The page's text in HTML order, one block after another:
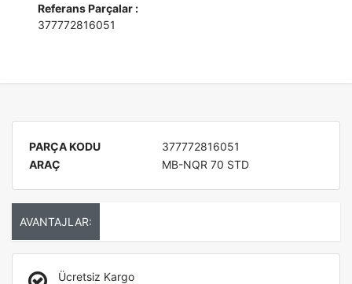
Referans Parçalar :
377772816051
PARÇA KODU
377772816051
ARAÇ
MB-NQR 70 STD
AVANTAJLAR:
Ücretsiz Kargo